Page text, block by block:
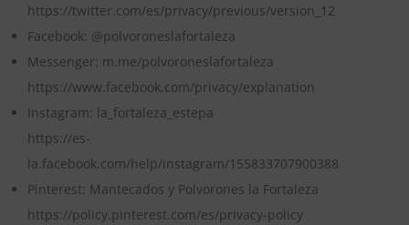
https://twitter.com/es/privacy/previous/version_12
Facebook: @polvoroneslafortaleza
Messenger: m.me/polvoroneslafortaleza
https://www.facebook.com/privacy/explanation
Instagram: la_fortaleza_estepa
https://es-
la.facebook.com/help/instagram/155833707900388
Pinterest: Mantecados y Polvorones la Fortaleza
https://policy.pinterest.com/es/privacy-policy